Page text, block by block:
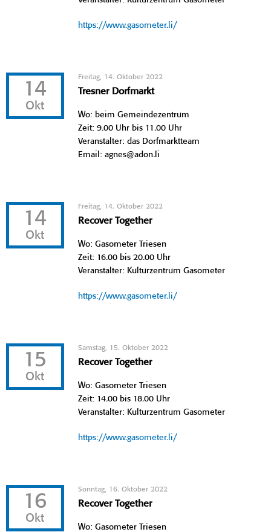
https://www.gasometer.li/
14
Okt
Freitag, 14. Oktober 2022
Tresner Dorfmarkt
Wo: beim Gemeindezentrum
Zeit: 9.00 Uhr bis 11.00 Uhr
Veranstalter: das Dorfmarktteam
Email: agnes@adon.li
14
Okt
Freitag, 14. Oktober 2022
Recover Together
Wo: Gasometer Triesen
Zeit: 16.00 bis 20.00 Uhr
Veranstalter: Kulturzentrum Gasometer
https://www.gasometer.li/
15
Okt
Samstag, 15. Oktober 2022
Recover Together
Wo: Gasometer Triesen
Zeit: 14.00 bis 18.00 Uhr
Veranstalter: Kulturzentrum Gasometer
https://www.gasometer.li/
16
Okt
Sonntag, 16. Oktober 2022
Recover Together
Wo: Gasometer Triesen